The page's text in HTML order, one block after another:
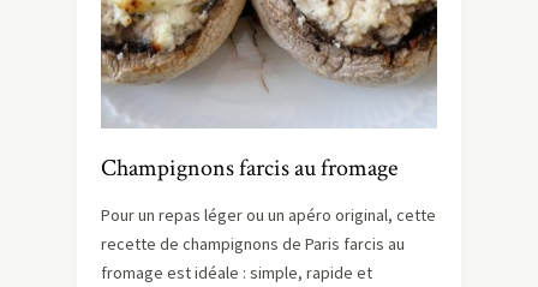
Champignons farcis au fromage
Pour un repas léger ou un apéro original, cette
recette de champignons de Paris farcis au
fromage est idéale : simple, rapide et